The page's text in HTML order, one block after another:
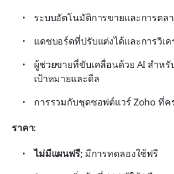
ระบบอัตโนมัติการขายและการตล
แดชบอร์ดที่ปรับแต่งได้และการวิเค
ผู้ช่วยขายที่ขับเคลื่อนด้วย AI สำห
เป้าหมายและดีล
การรวมกับชุดซอฟต์แวร์ Zoho ที่ค
ราคา:
ไม่มีแผนฟรี; มีการทดลองใช้ฟรี